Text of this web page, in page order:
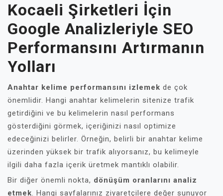
Kocaeli Şirketleri İçin
Google Analizleriyle SEO
Performansını Artırmanın
Yolları
Anahtar kelime performansını izlemek de çok
önemlidir. Hangi anahtar kelimelerin sitenize trafik
getirdiğini ve bu kelimelerin nasıl performans
gösterdiğini görmek, içeriğinizi nasıl optimize
edeceğinizi belirler. Örneğin, belirli bir anahtar kelime
üzerinden yüksek bir trafik alıyorsanız, bu kelimeyle
ilgili daha fazla içerik üretmek mantıklı olabilir.
Bir diğer önemli nokta, dönüşüm oranlarını analiz
etmek. Hangi sayfalarınız ziyaretçilere değer sunuyor